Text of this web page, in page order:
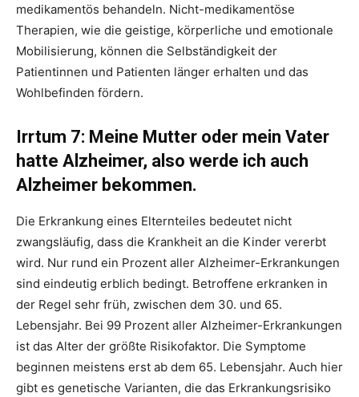
medikamentös behandeln. Nicht-medikamentöse
Therapien, wie die geistige, körperliche und emotionale
Mobilisierung, können die Selbständigkeit der
Patientinnen und Patienten länger erhalten und das
Wohlbefinden fördern.
Irrtum 7: Meine Mutter oder mein Vater
hatte Alzheimer, also werde ich auch
Alzheimer bekommen.
Die Erkrankung eines Elternteiles bedeutet nicht
zwangsläufig, dass die Krankheit an die Kinder vererbt
wird. Nur rund ein Prozent aller Alzheimer-Erkrankungen
sind eindeutig erblich bedingt. Betroffene erkranken in
der Regel sehr früh, zwischen dem 30. und 65.
Lebensjahr. Bei 99 Prozent aller Alzheimer-Erkrankungen
ist das Alter der größte Risikofaktor. Die Symptome
beginnen meistens erst ab dem 65. Lebensjahr. Auch hier
gibt es genetische Varianten, die das Erkrankungsrisiko